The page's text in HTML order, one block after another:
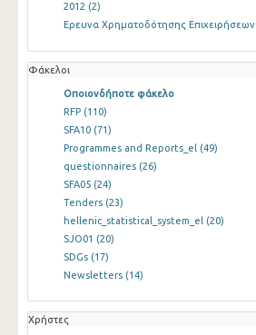
2012 (2)
Ερευνα Χρηματοδότησης Επιχειρήσεων
Φάκελοι
Οποιονδήποτε φάκελο
RFP (110)
SFA10 (71)
Programmes and Reports_el (49)
questionnaires (26)
SFA05 (24)
Tenders (23)
hellenic_statistical_system_el (20)
SJO01 (20)
SDGs (17)
Newsletters (14)
Χρήστες